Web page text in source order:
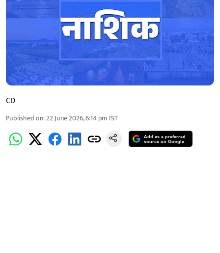
CD
Published on:22 June 2026, 6:14 pm IST
Add as a preferred
source on Google